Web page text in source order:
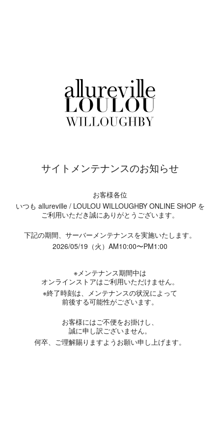
サイトメンテナンスのお知らせ
お客様各位
いつも allureville / LOULOU WILLOUGHBY ONLINE SHOP を
ご利用いただき誠にありがとうございます。
下記の期間、サーバーメンテナンスを実施いたします。
2026/05/19（火）AM10:00〜PM1:00
※メンテナンス期間中は
オンラインストアはご利用いただけません。
※終了時刻は、メンテナンスの状況によって
前後する可能性がございます。
お客様にはご不便をお掛けし、
誠に申し訳ございません。
何卒、ご理解賜りますようお願い申し上げます。